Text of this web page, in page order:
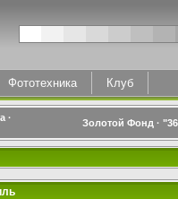
Фототехника Клуб
·
Золотой Фонд ·